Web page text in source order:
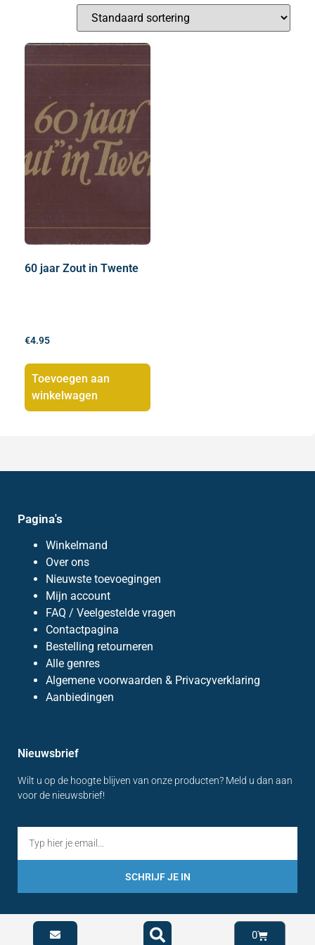
60 jaar Zout in Twente
€4.95
Toevoegen aan
winkelwagen
Pagina's
Winkelmand
Over ons
Nieuwste toevoegingen
Mijn account
FAQ / Veelgestelde vragen
Contactpagina
Bestelling retourneren
Alle genres
Algemene voorwaarden & Privacyverklaring
Aanbiedingen
Nieuwsbrief
Wilt u op de hoogte blijven van onze producten? Meld u dan aan
voor de nieuwsbrief!
SCHRIJF JE IN
0